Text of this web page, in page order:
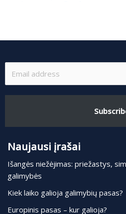
Naujausi įrašai
Išangės niežėjimas: priežastys,
galimybės
Kiek laiko galioja galimybių pasas?
Europinis pasas – kur galioja?